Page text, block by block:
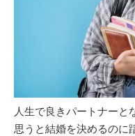
人生で良きパートナーと
思うと結婚を決めるのに